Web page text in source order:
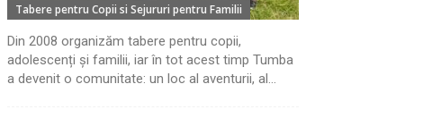
Tabere pentru Copii si Sejururi pentru Familii
Din 2008 organizăm tabere pentru copii,
adolescenți și familii, iar în tot acest timp Tumba
a devenit o comunitate: un loc al aventurii, al...